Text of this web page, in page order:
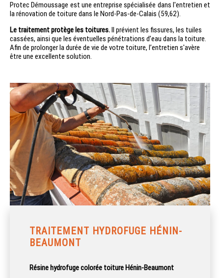
Protec Démoussage est une entreprise spécialisée dans l'entretien et
la rénovation de toiture dans le Nord-Pas-de-Calais (59,62).
Le traitement protège les toitures.Il prévient les fissures, les tuiles
cassées, ainsi que les éventuelles pénétrations d’eau dans la toiture.
Afin de prolonger la durée de vie de votre toiture, l’entretien s'avère
être une excellente solution.
TRAITEMENT HYDROFUGE HÉNIN-
BEAUMONT
Résine hydrofuge colorée toiture Hénin-Beaumont